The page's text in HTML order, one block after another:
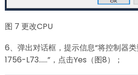
图 7 更改CPU
6、弹出对话框，提示信息“将控制器
1756-L73……”，点击Yes（图8）；